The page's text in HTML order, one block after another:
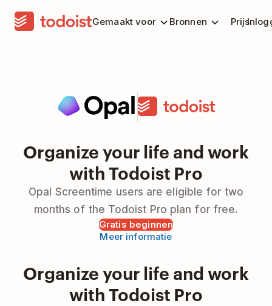
Gemaakt voor Bronnen Prijs
Organize your life and work
with Todoist Pro
Opal Screentime users are eligible for two
months of the Todoist Pro plan for free.
Gratis beginnen
Meer informatie
Organize your life and work
with Todoist Pro